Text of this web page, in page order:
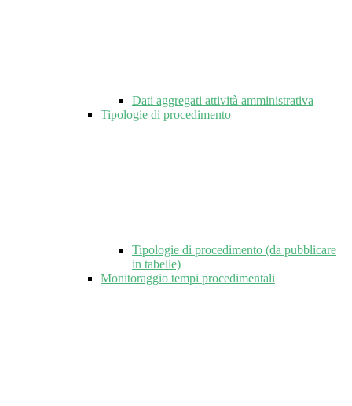
Dati aggregati attività amministrativa
Tipologie di procedimento
Tipologie di procedimento (da pubblicare
in tabelle)
Monitoraggio tempi procedimentali